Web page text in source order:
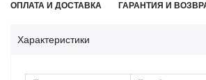
ОПЛАТА И ДОСТАВКА ГАРАНТИЯ И
Характеристики